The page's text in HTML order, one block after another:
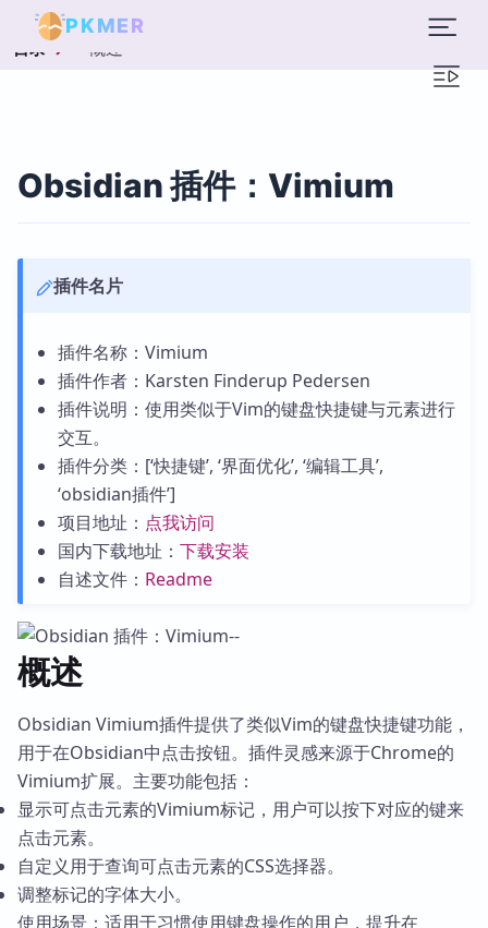
PKMER
目录 概述
Obsidian 插件：Vimium
插件名片
插件名称：Vimium
插件作者：Karsten Finderup Pedersen
插件说明：使用类似于Vim的键盘快捷键与元素进行
交互。
插件分类：[‘快捷键’, ‘界面优化’, ‘编辑工具’,
‘obsidian插件’]
项目地址： 点我访问
国内下载地址： 下载安装
自述文件： Readme
概述
Obsidian Vimium插件提供了类似Vim的键盘快捷键功能，
用于在Obsidian中点击按钮。插件灵感来源于Chrome的
Vimium扩展。主要功能包括：
显示可点击元素的Vimium标记，用户可以按下对应的键来
点击元素。
自定义用于查询可点击元素的CSS选择器。
调整标记的字体大小。
使用场景：适用于习惯使用键盘操作的用户，提升在